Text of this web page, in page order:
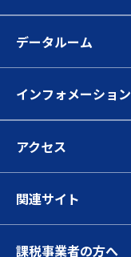
データルーム
インフォメーション
アクセス
関連サイト
課税事業者の方へ